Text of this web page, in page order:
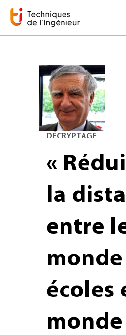
DÉCRYPTAGE
«
la
entre
monde
écoles
monde